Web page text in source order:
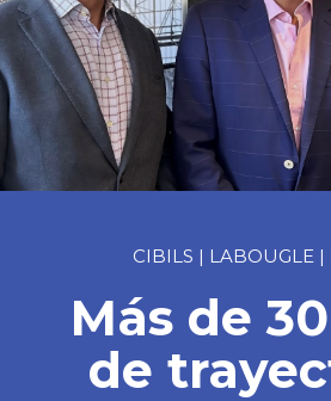
CIBILS | LABOUGLE
Más de
de